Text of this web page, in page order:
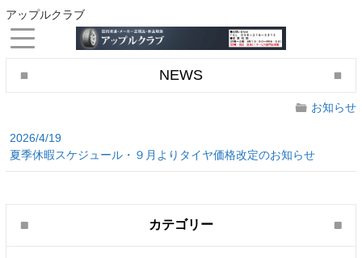
アップルクラブ
NEWS
お知らせ
2026/4/19
夏季休暇スケジュール・９月よりタイヤ価格改定のお知らせ
カテゴリー